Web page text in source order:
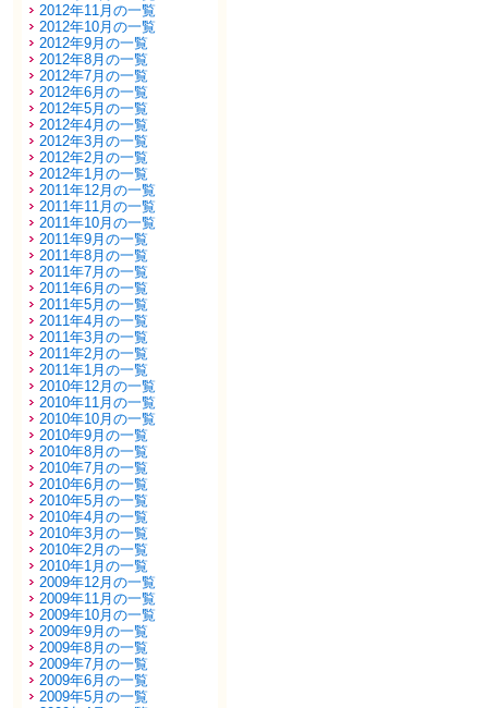
2012年11月の一覧
2012年10月の一覧
2012年9月の一覧
2012年8月の一覧
2012年7月の一覧
2012年6月の一覧
2012年5月の一覧
2012年4月の一覧
2012年3月の一覧
2012年2月の一覧
2012年1月の一覧
2011年12月の一覧
2011年11月の一覧
2011年10月の一覧
2011年9月の一覧
2011年8月の一覧
2011年7月の一覧
2011年6月の一覧
2011年5月の一覧
2011年4月の一覧
2011年3月の一覧
2011年2月の一覧
2011年1月の一覧
2010年12月の一覧
2010年11月の一覧
2010年10月の一覧
2010年9月の一覧
2010年8月の一覧
2010年7月の一覧
2010年6月の一覧
2010年5月の一覧
2010年4月の一覧
2010年3月の一覧
2010年2月の一覧
2010年1月の一覧
2009年12月の一覧
2009年11月の一覧
2009年10月の一覧
2009年9月の一覧
2009年8月の一覧
2009年7月の一覧
2009年6月の一覧
2009年5月の一覧